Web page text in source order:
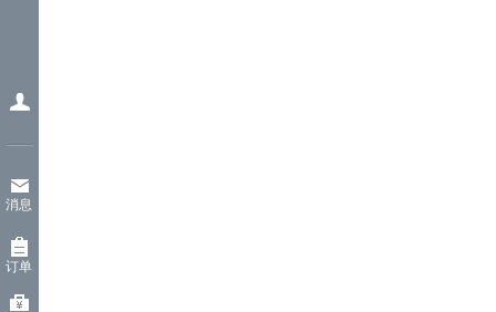
消息
订单